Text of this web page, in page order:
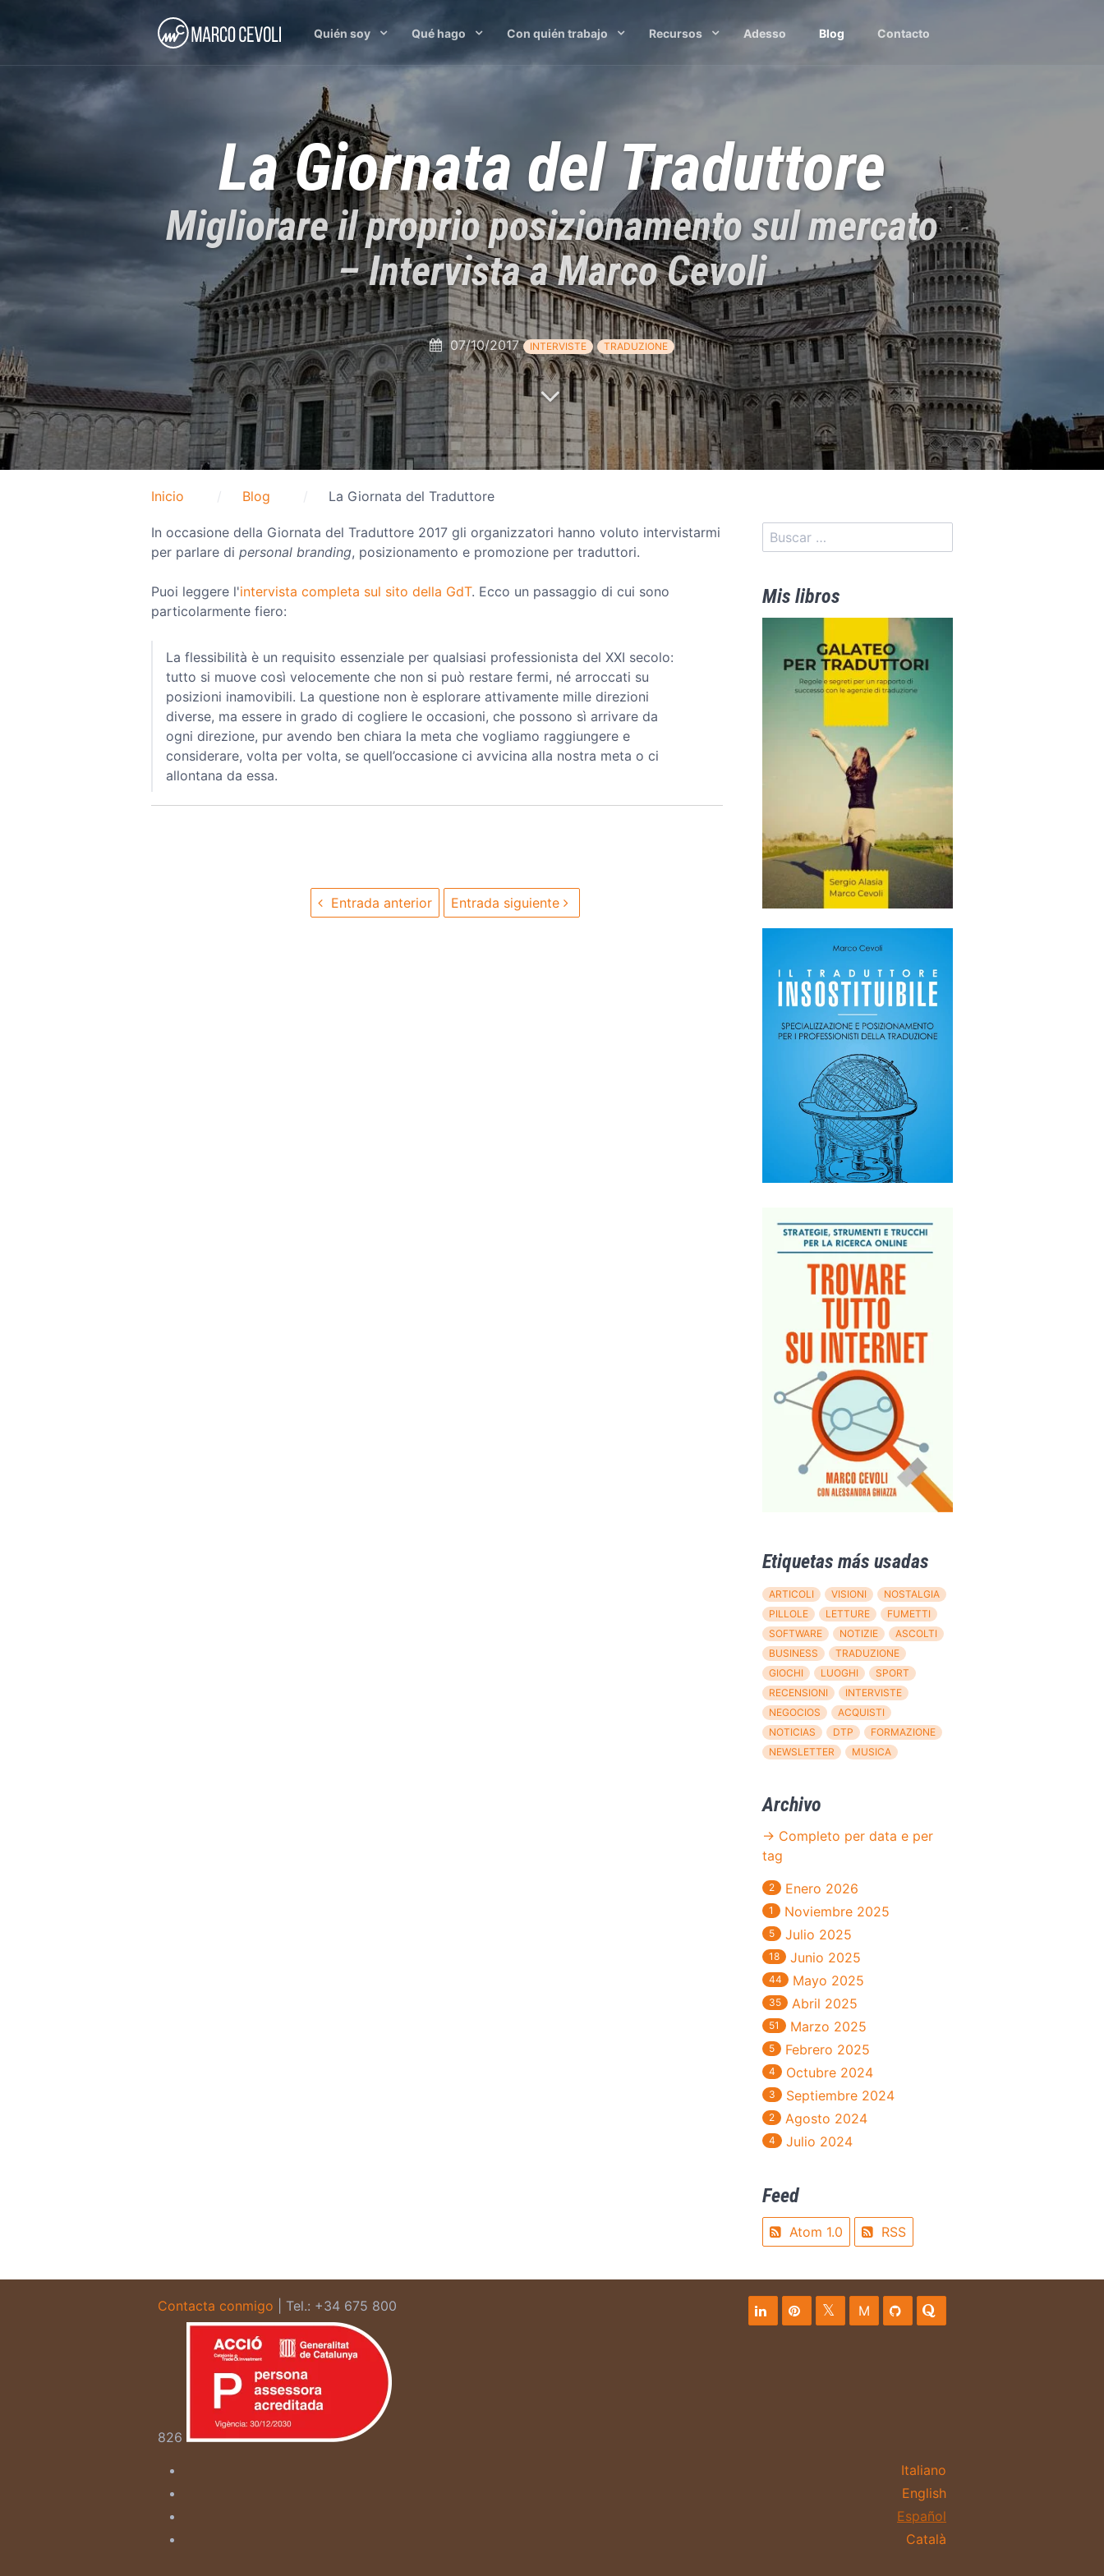
Quién soy Qué hago Con quién trabajo Recursos Adesso Blog Contacto
La Giornata del Traduttore
Migliorare il proprio posizionamento sul mercato
– Intervista a Marco Cevoli
07/10/2017 INTERVISTE TRADUZIONE
Inicio Blog La Giornata del Traduttore
In occasione della Giornata del Traduttore 2017 gli organizzatori hanno voluto intervistarmi
per parlare di personal branding, posizionamento e promozione per traduttori.
Puoi leggere l'intervista completa sul sito della GdT. Ecco un passaggio di cui sono
particolarmente fiero:
La flessibilità è un requisito essenziale per qualsiasi professionista del XXI secolo:
tutto si muove così velocemente che non si può restare fermi, né arroccati su
posizioni inamovibili. La questione non è esplorare attivamente mille direzioni
diverse, ma essere in grado di cogliere le occasioni, che possono sì arrivare da
ogni direzione, pur avendo ben chiara la meta che vogliamo raggiungere e
considerare, volta per volta, se quell’occasione ci avvicina alla nostra meta o ci
allontana da essa.
Entrada anterior Entrada siguiente
Mis libros
Etiquetas más usadas
ARTICOLI VISIONI
NOSTALGIA
PILLOLE
LETTURE
FUMETTI
SOFTWARE
NOTIZIE
ASCOLTI
BUSINESS
TRADUZIONE
GIOCHI
LUOGHI
SPORT
RECENSIONI
INTERVISTE
NEGOCIOS
ACQUISTI
NOTICIAS
DTP
FORMAZIONE
NEWSLETTER
MUSICA
Archivo
→ Completo per data e per
tag
2 Enero 2026
1 Noviembre 2025
5 Julio 2025
18 Junio 2025
44 Mayo 2025
35 Abril 2025
51 Marzo 2025
5 Febrero 2025
4 Octubre 2024
3 Septiembre 2024
2 Agosto 2024
4 Julio 2024
Feed
Atom 1.0 RSS
Contacta conmigo | Tel.: +34 675 800
826
M
Italiano
English
Español
Català